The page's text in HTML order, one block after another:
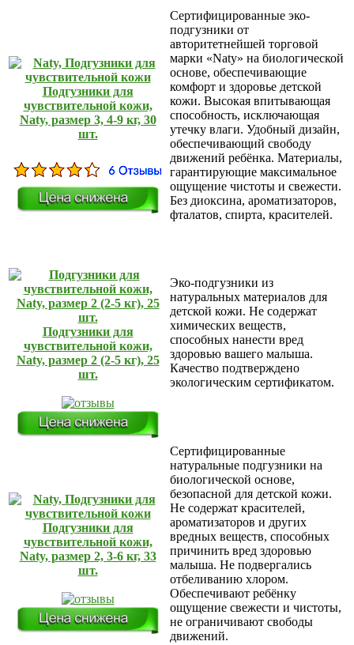
Подгузники для
чувствительной кожи,
Naty, размер 3, 4-9 кг, 30
шт.
Сертифицированные эко-
подгузники от
авторитетнейшей торговой
марки «Naty» на биологической
основе, обеспечивающие
комфорт и здоровье детской
кожи. Высокая впитывающая
способность, исключающая
утечку влаги. Удобный дизайн,
обеспечивающий свободу
движений ребёнка. Материалы,
гарантирующие максимальное
ощущение чистоты и свежести.
Без диоксина, ароматизаторов,
фталатов, спирта, красителей.
Подгузники для
чувствительной кожи,
Naty, размер 2 (2-5 кг), 25
шт.
Эко-подгузники из
натуральных материалов для
детской кожи. Не содержат
химических веществ,
способных нанести вред
здоровью вашего малыша.
Качество подтверждено
экологическим сертификатом.
Подгузники для
чувствительной кожи,
Naty, размер 2, 3-6 кг, 33
шт.
Сертифицированные
натуральные подгузники на
биологической основе,
безопасной для детской кожи.
Не содержат красителей,
ароматизаторов и других
вредных веществ, способных
причинить вред здоровью
малыша. Не подвергались
отбеливанию хлором.
Обеспечивают ребёнку
ощущение свежести и чистоты,
не ограничивают свободы
движений.